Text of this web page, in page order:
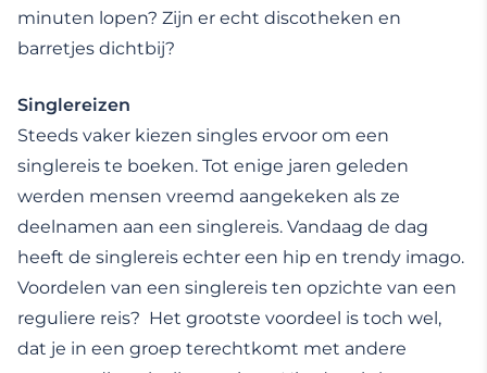
minuten lopen? Zijn er echt discotheken en
barretjes dichtbij?
Singlereizen
Steeds vaker kiezen singles ervoor om een
singlereis te boeken. Tot enige jaren geleden
werden mensen vreemd aangekeken als ze
deelnamen aan een singlereis. Vandaag de dag
heeft de singlereis echter een hip en trendy imago.
Voordelen van een singlereis ten opzichte van een
reguliere reis? Het grootste voordeel is toch wel,
dat je in een groep terechtkomt met andere